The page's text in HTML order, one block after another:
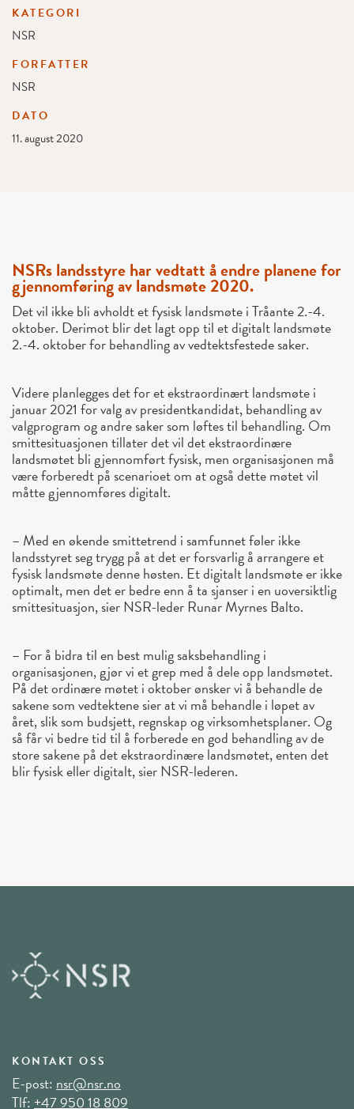
KATEGORI
NSR
FORFATTER
NSR
DATO
11. august 2020
NSRs landsstyre har vedtatt å endre planene for
gjennomføring av landsmøte 2020.
Det vil ikke bli avholdt et fysisk landsmøte i Tråante 2.-4.
oktober. Derimot blir det lagt opp til et digitalt landsmøte
2.-4. oktober for behandling av vedtektsfestede saker.
Videre planlegges det for et ekstraordinært landsmøte i
januar 2021 for valg av presidentkandidat, behandling av
valgprogram og andre saker som løftes til behandling. Om
smittesituasjonen tillater det vil det ekstraordinære
landsmøtet bli gjennomført fysisk, men organisasjonen må
være forberedt på scenarioet om at også dette møtet vil
måtte gjennomføres digitalt.
– Med en økende smittetrend i samfunnet føler ikke
landsstyret seg trygg på at det er forsvarlig å arrangere et
fysisk landsmøte denne høsten. Et digitalt landsmøte er ikke
optimalt, men det er bedre enn å ta sjanser i en uoversiktlig
smittesituasjon, sier NSR-leder Runar Myrnes Balto.
– For å bidra til en best mulig saksbehandling i
organisasjonen, gjør vi et grep med å dele opp landsmøtet.
På det ordinære møtet i oktober ønsker vi å behandle de
sakene som vedtektene sier at vi må behandle i løpet av
året, slik som budsjett, regnskap og virksomhetsplaner. Og
så får vi bedre tid til å forberede en god behandling av de
store sakene på det ekstraordinære landsmøtet, enten det
blir fysisk eller digitalt, sier NSR-lederen.
KONTAKT OSS
E-post:nsr@nsr.no
Tlf:+47 950 18 809